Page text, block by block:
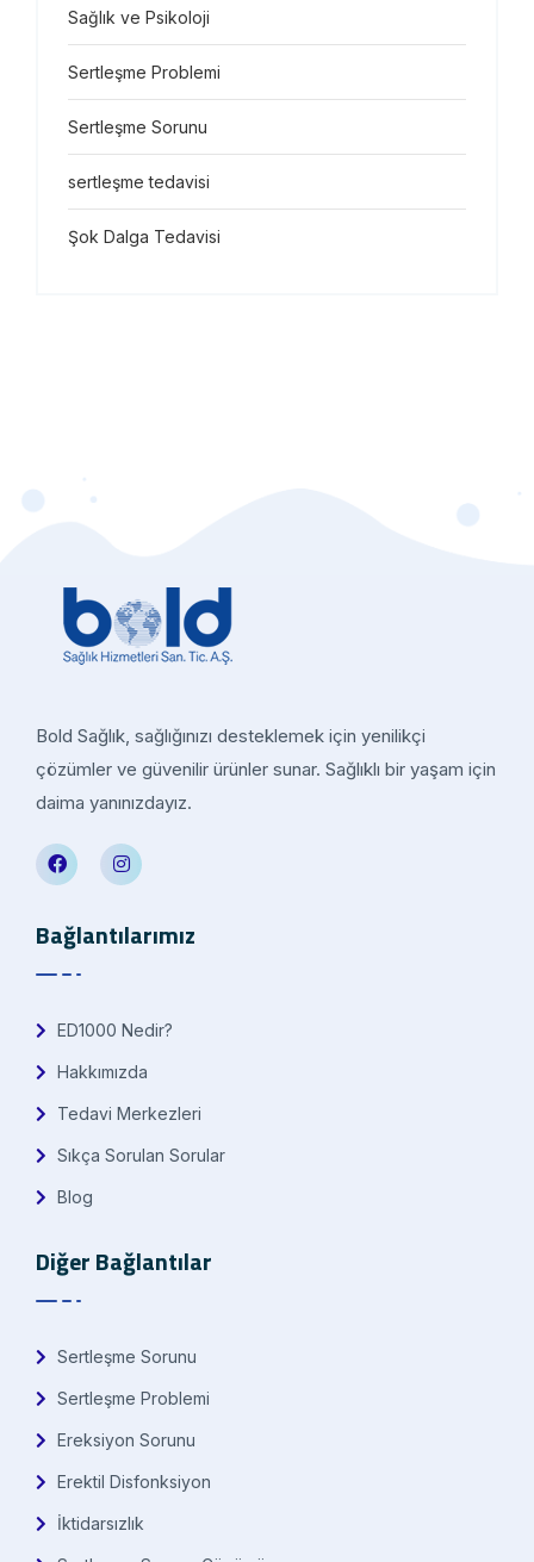
Sağlık ve Psikoloji
Sertleşme Problemi
Sertleşme Sorunu
sertleşme tedavisi
Şok Dalga Tedavisi
Bold Sağlık, sağlığınızı desteklemek için yenilikçi
çözümler ve güvenilir ürünler sunar. Sağlıklı bir yaşam için
daima yanınızdayız.
Bağlantılarımız
ED1000 Nedir?
Hakkımızda
Tedavi Merkezleri
Sıkça Sorulan Sorular
Blog
Diğer Bağlantılar
Sertleşme Sorunu
Sertleşme Problemi
Ereksiyon Sorunu
Erektil Disfonksiyon
İktidarsızlık